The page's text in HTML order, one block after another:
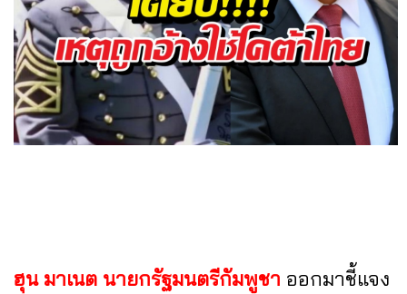
ฮุน มาเนต นายกรัฐมนตรีกัมพูชา ออกมาชี้แจง